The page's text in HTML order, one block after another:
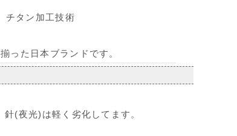
チタン加工技術
った日本ブランドです。
(夜光)は軽く劣化してます。